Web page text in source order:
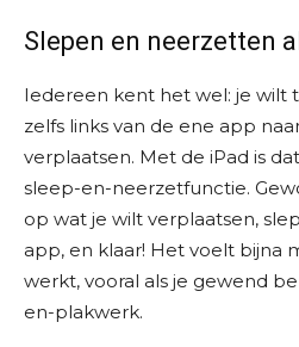
Slepen en neerzetten
Iedereen kent het wel: je wilt
zelfs links van de ene app
verplaatsen. Met de iPad is
sleep-en-neerzetfunctie.
op wat je wilt verplaatsen,
app, en klaar! Het voelt bijna
werkt, vooral als je gewend
en-plakwerk.